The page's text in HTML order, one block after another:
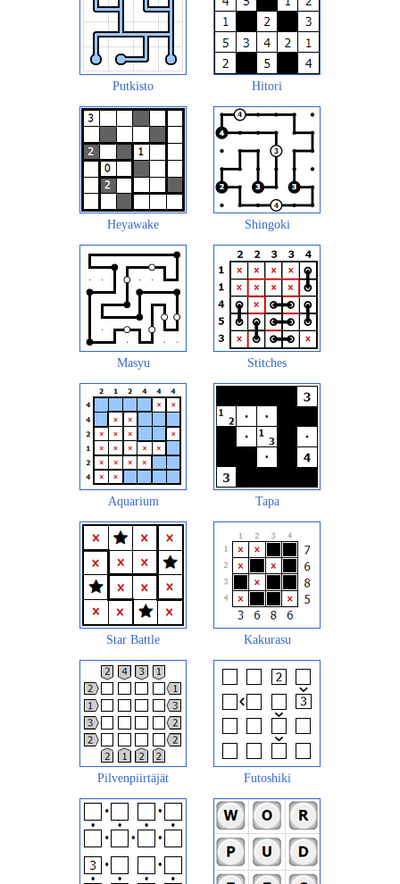
Putkisto Hitori
Heyawake Shingoki
Masyu Stitches
Aquarium Tapa
Star Battle Kakurasu
Pilvenpiirtäjät Futoshiki